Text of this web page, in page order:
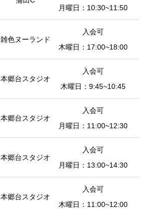
月曜日：10:30~11:50
雑色ヌーランド
入会可
木曜日：17:00~18:00
本郷台スタジオ
入会可
木曜日：9:45~10:45
本郷台スタジオ
入会可
月曜日：11:00~12:30
本郷台スタジオ
入会可
月曜日：13:00~14:30
本郷台スタジオ
入会可
木曜日：11:00~12:00